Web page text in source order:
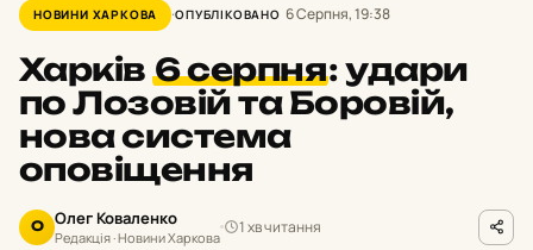
НОВИНИ ХАРКОВА ОПУБЛІКОВАНО 6 Серпня, 19:38
Харків6 серпня:удари
по Лозовій та Боровій,
нова система
оповіщення
О Олег Коваленко
Редакція · Новини Харкова
1 хв читання